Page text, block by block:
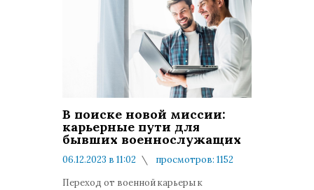
В поиске новой миссии:
карьерные пути для
бывших военнослужащих
06.12.2023 в 11:02
просмотров: 1152
Переход от военной карьеры к